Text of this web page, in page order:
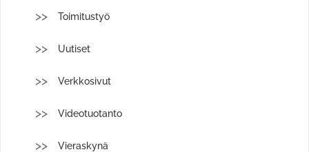
Toimitustyö
Uutiset
Verkkosivut
Videotuotanto
Vieraskynä